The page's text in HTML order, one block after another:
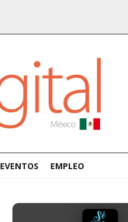
EVENTOS EMPLEO